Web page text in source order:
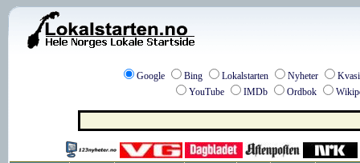
Google Bing Lokalstarten Nyheter
YouTube
IMDb Ordbok